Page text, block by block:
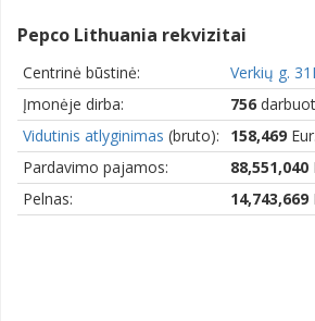
Pepco Lithuania rekvizitai
Centrinė būstinė:
Verkių g.
Įmonėje dirba:
756
Vidutinis atlyginimas (bruto): 158,469 Eur.
Pardavimo pajamos:
88,551,040
Pelnas:
14,743,669